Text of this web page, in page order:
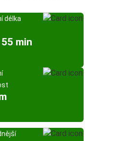
délka
min